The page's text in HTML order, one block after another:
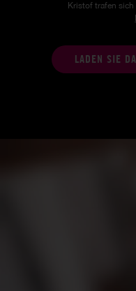
Kristof trafen
LADEN SIE